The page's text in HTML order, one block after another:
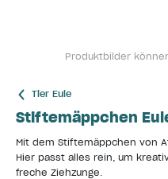
Produktbilder
Tier Eule
Stiftemäppchen
Mit dem Stiftemäppchen von
Hier passt alles rein, um
freche Ziehzunge.